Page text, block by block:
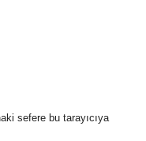
sefere bu tarayıcıya